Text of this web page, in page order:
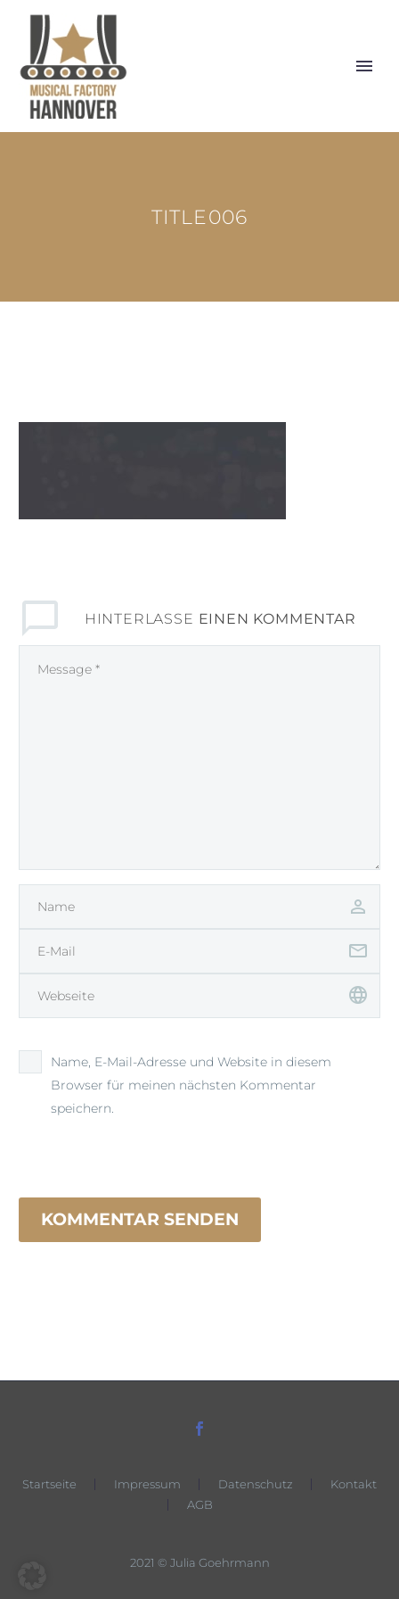
TITLE006
HINTERLASSE EINEN KOMMENTAR
Name, E-Mail-Adresse und Website in diesem
Browser für meinen nächsten Kommentar
speichern.
KOMMENTAR SENDEN
Startseite Impressum Datenschutz
Kontakt
AGB
2021 © Julia Goehrmann